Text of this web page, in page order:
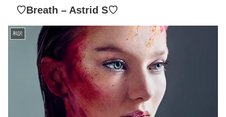
♡Breath – Astrid S♡
和訳